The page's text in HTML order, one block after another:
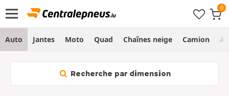
Auto Jantes Moto Quad Chaînes neige Camion
Recherche par dimension